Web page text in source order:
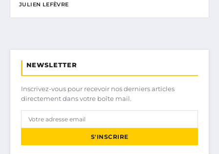
JULIEN LEFÈVRE
NEWSLETTER
Inscrivez-vous pour recevoir nos derniers articles
directement dans votre boîte mail.
S'INSCRIRE